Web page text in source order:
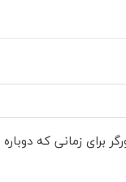
برای زمانی که